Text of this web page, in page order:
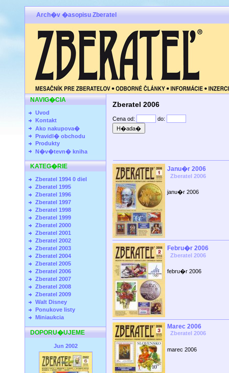
Arch�v �asopisu Zberatel
NAVIG�CIA
Uvod
Kontakt
Ako nakupova�
Pravidl� obchodu
Produkty
N�v�tevn� kniha
KATEG�RIE
Zberatel 1994 0 diel
Zberatel 1995
Zberatel 1996
Zberatel 1997
Zberatel 1998
Zberatel 1999
Zberatel 2000
Zberatel 2001
Zberatel 2002
Zberatel 2003
Zberatel 2004
Zberatel 2005
Zberatel 2006
Zberatel 2007
Zberatel 2008
Zberatel 2009
Walt Disney
Ponukove listy
Miniaukcia
DOPORU�UJEME
Jun 2002
Zberatel 2006
Cena od: do:
Janu�r 2006
Zberatel 2006
janu�r 2006
Febru�r 2006
Zberatel 2006
febru�r 2006
Marec 2006
Zberatel 2006
marec 2006